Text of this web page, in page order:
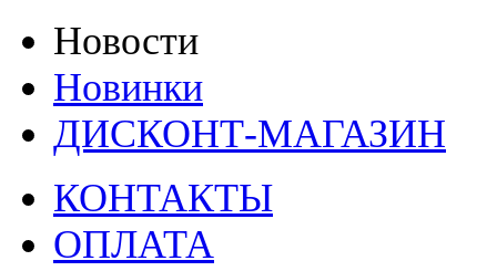
Новости
Новинки
ДИСКОНТ-МАГАЗИН
КОНТАКТЫ
ОПЛАТА